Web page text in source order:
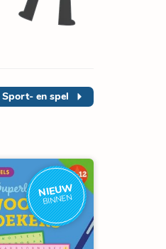
Sport- en spel
NIEUW
BINNEN